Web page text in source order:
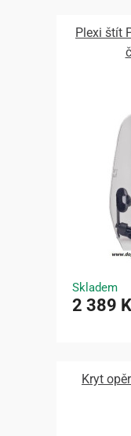
Plexi štít
Skladem
2 389
Kryt